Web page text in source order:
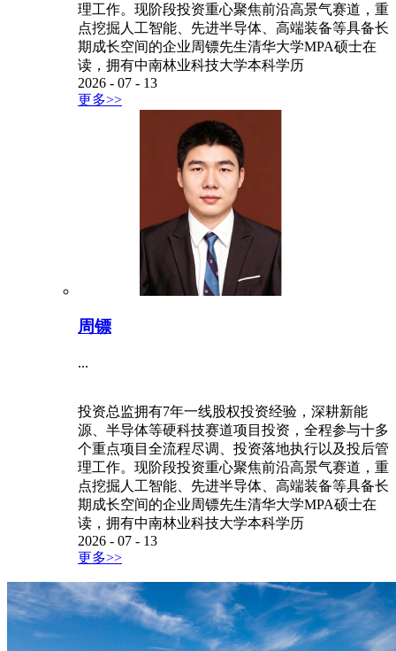
理工作。现阶段投资重心聚焦前沿高景气赛道，重
点挖掘人工智能、先进半导体、高端装备等具备长
期成长空间的企业周镖先生清华大学MPA硕士在
读，拥有中南林业科技大学本科学历
2026 - 07 - 13
更多>>
周镖
...
投资总监拥有7年一线股权投资经验，深耕新能
源、半导体等硬科技赛道项目投资，全程参与十多
个重点项目全流程尽调、投资落地执行以及投后管
理工作。现阶段投资重心聚焦前沿高景气赛道，重
点挖掘人工智能、先进半导体、高端装备等具备长
期成长空间的企业周镖先生清华大学MPA硕士在
读，拥有中南林业科技大学本科学历
2026 - 07 - 13
更多>>